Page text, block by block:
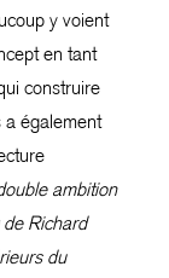
y voient
en tant
construire
a également
ambition
Richard
du